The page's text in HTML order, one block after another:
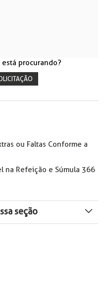
procurando?
ou Faltas Conforme a
na Refeição e Súmula 366
seção
de Alteração de Órgão